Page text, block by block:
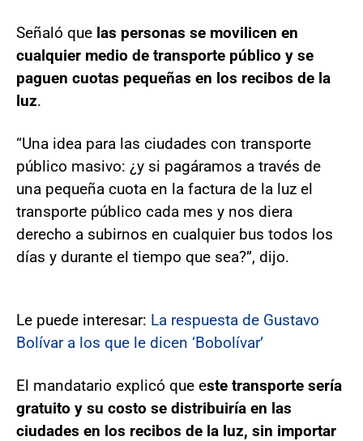
Señaló que las personas se movilicen en
cualquier medio de transporte público y se
paguen cuotas pequeñas en los recibos de la
luz.
“Una idea para las ciudades con transporte
público masivo: ¿y si pagáramos a través de
una pequeña cuota en la factura de la luz el
transporte público cada mes y nos diera
derecho a subirnos en cualquier bus todos los
días y durante el tiempo que sea?”, dijo.
Le puede interesar: La respuesta de Gustavo
Bolívar a los que le dicen ‘Bobolívar’
El mandatario explicó que este transporte sería
gratuito y su costo se distribuiría en las
ciudades en los recibos de la luz, sin importar